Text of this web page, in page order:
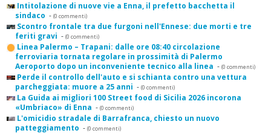
Intitolazione di nuove vie a Enna, il prefetto bacchetta il
sindaco - (0 commenti)
Scontro frontale tra due furgoni nell'Ennese: due morti e tre
feriti gravi - (0 commenti)
Linea Palermo – Trapani: dalle ore 08:40 circolazione
ferroviaria tornata regolare in prossimità di Palermo
Aeroporto dopo un inconveniente tecnico alla linea - (0 commenti)
Perde il controllo dell'auto e si schianta contro una vettura
parcheggiata: muore a 25 anni - (0 commenti)
La Guida ai migliori 100 Street food di Sicilia 2026 incorona
«Umbriaco» di Enna - (0 commenti)
L'omicidio stradale di Barrafranca, chiesto un nuovo
patteggiamento - (0 commenti)